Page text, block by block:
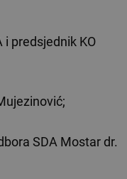
i predsjednik KO
SDA Mostar dr.